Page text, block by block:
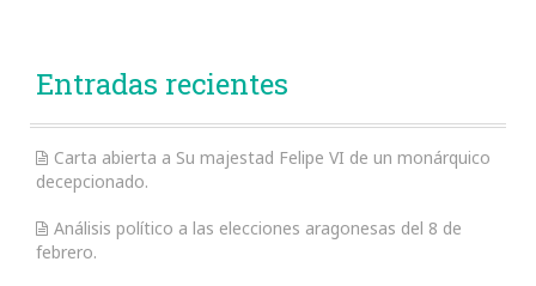
Entradas recientes
Carta abierta a Su majestad Felipe VI de un monárquico
decepcionado.
Análisis político a las elecciones aragonesas del 8 de
febrero.